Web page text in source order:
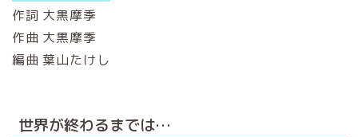
作詞 大黒摩季
作曲 大黒摩季
編曲 葉山たけし
世界が終わるまでは…